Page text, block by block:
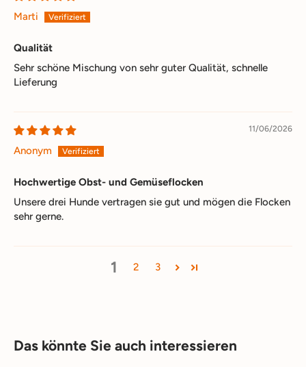
Marti
Qualität
Sehr schöne Mischung von sehr guter Qualität, schnelle
Lieferung
11/06/2026
Anonym
Hochwertige Obst- und Gemüseflocken
Unsere drei Hunde vertragen sie gut und mögen die Flocken
sehr gerne.
1 2 3
Das könnte Sie auch interessieren